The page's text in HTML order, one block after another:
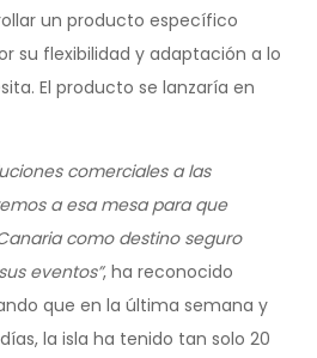
un producto específico
su flexibilidad y adaptación a lo
El producto se lanzaría en
comerciales a las
a esa mesa para que
como destino seguro
eventos”, ha reconocido
que en la última semana y
la isla ha tenido tan solo 20